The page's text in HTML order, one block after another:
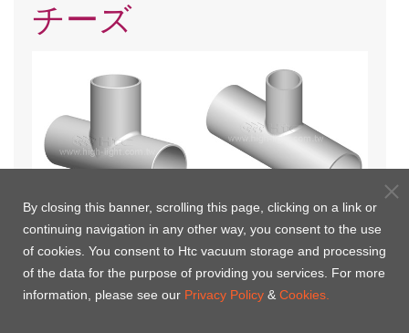
チーズ
By closing this banner, scrolling this page, clicking on a link or
continuing navigation in any other way, you consent to the use
of cookies. You consent to Htc vacuum storage and processing
of the data for the purpose of providing you services. For more
information, please see our Privacy Policy & Cookies.